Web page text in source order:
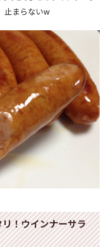
止まらないw
！ウインナーサラ